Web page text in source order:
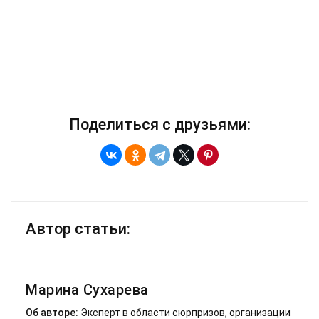
Поделиться с друзьями:
Автор статьи:
Марина Сухарева
Об авторе: Эксперт в области сюрпризов, организации